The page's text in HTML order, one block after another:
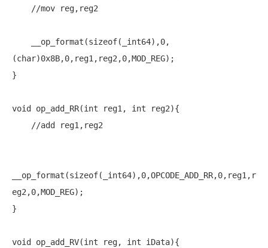
//mov reg,reg2
    __op_format(
sizeof(_int64),0,
(char)0x8B,0,reg1,reg2,0,MOD_REG);
}
void op_add_RR(int reg1, int reg2){
//add reg1,reg2
__op_format(sizeof(_int64),0,OPCODE_ADD_RR,0,reg1,r
eg2,0,MOD_REG);
}
void op_add_RV(int reg, int iData){